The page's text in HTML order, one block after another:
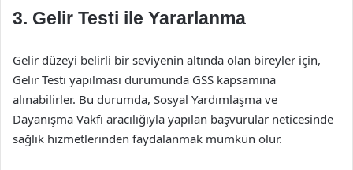
3. Gelir Testi ile Yararlanma
Gelir düzeyi belirli bir seviyenin altında olan bireyler için,
Gelir Testi yapılması durumunda GSS kapsamına
alınabilirler. Bu durumda, Sosyal Yardımlaşma ve
Dayanışma Vakfı aracılığıyla yapılan başvurular neticesinde
sağlık hizmetlerinden faydalanmak mümkün olur.